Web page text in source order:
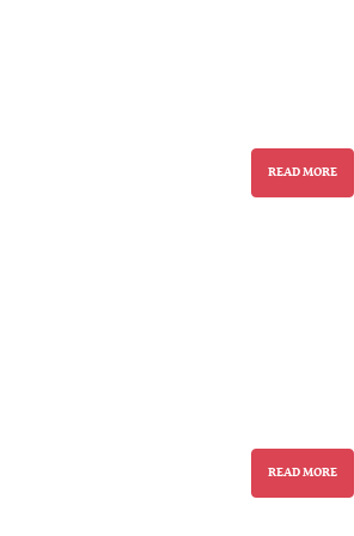
READ MORE
READ MORE